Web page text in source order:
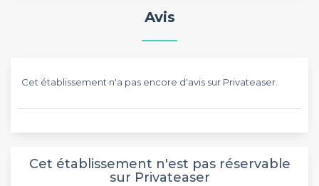
Avis
Cet établissement n'a pas encore d'avis sur Privateaser.
Cet établissement n'est pas réservable
sur Privateaser